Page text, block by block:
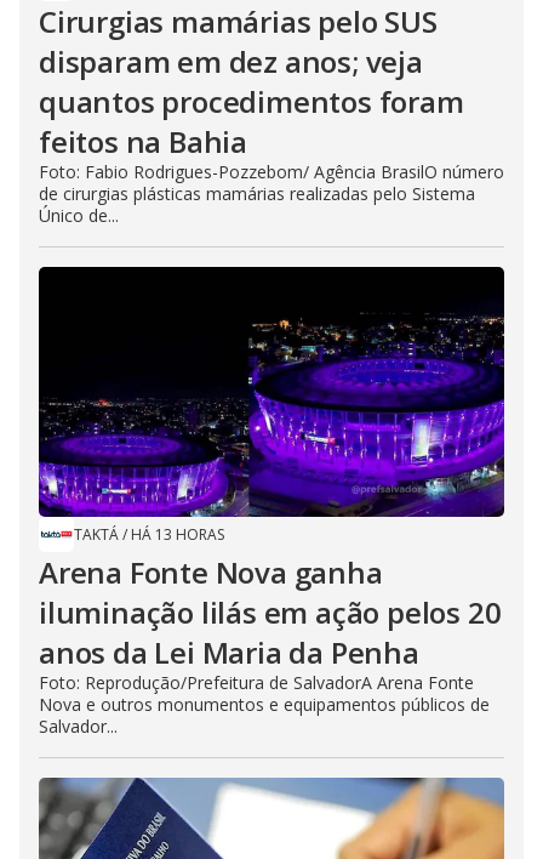
Cirurgias mamárias pelo SUS
disparam em dez anos; veja
quantos procedimentos foram
feitos na Bahia
Foto: Fabio Rodrigues-Pozzebom/ Agência BrasilO número
de cirurgias plásticas mamárias realizadas pelo Sistema
Único de...
TAKTÁ/ HÁ 13 HORAS
Arena Fonte Nova ganha
iluminação lilás em ação pelos 20
anos da Lei Maria da Penha
Foto: Reprodução/Prefeitura de SalvadorA Arena Fonte
Nova e outros monumentos e equipamentos públicos de
Salvador...